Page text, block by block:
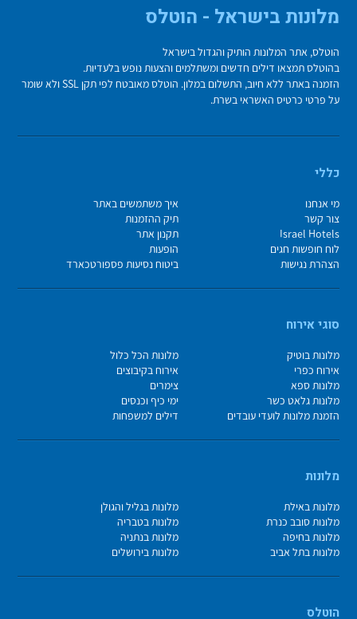
מלונות בישראל - הוטלס
הוטלס, אתר המלונות הותיק והגדול בישראל
בהוטלס תמצאו דילים חדשים ומשתלמים והצעות נופש בלעדיות.
הזמנה באתר ללא חיוב, התשלום במלון. הוטלס מאובטח לפי תקן SSL ולא שומר
על פרטי כרטיס האשראי בשרת.
כללי
מי אנחנו
איך משתמשים באתר
צור קשר
תיק ההזמנות
Israel Hotels
תקנון אתר
לוח חופשות חגים
הופעות
הצהרת נגישות
ביטוח נסיעות פספורטכארד
סוגי אירוח
מלונות בוטיק
מלונות הכל כלול
אירוח כפרי
אירוח בקיבוצים
מלונות ספא
צימרים
מלונות גלאט כשר
ימי כיף וכנסים
הזמנת מלונות לועדי עובדים
דילים למשפחות
מלונות
מלונות באילת
מלונות בגליל והגולן
מלונות סובב כנרת
מלונות בטבריה
מלונות בחיפה
מלונות בנתניה
מלונות בתל אביב
מלונות בירושלים
הוטלס